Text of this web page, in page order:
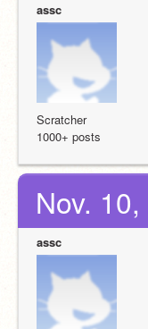
assc
Scratcher
1000+ posts
Nov.
assc